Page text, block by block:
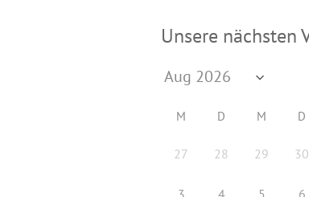
Unsere nächsten
M D M D
27 28 29 30
3 4 5 6